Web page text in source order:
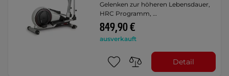
Gelenken zur höheren Lebensdauer,
HRC Programm, …
849,90 €
ausverkauft
Detail